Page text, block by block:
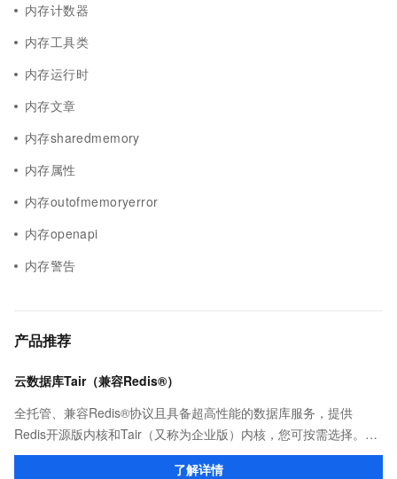
内存计数器
内存工具类
内存运行时
内存文章
内存sharedmemory
内存属性
内存outofmemoryerror
内存openapi
内存警告
产品推荐
云数据库Tair（兼容Redis®）
全托管、兼容Redis®协议且具备超高性能的数据库服务，提供
Redis开源版内核和Tair（又称为企业版）内核，您可按需选择。保
证亚毫秒级的稳定时延，为应用程序起到加速作用，在对时延有严
了解详情